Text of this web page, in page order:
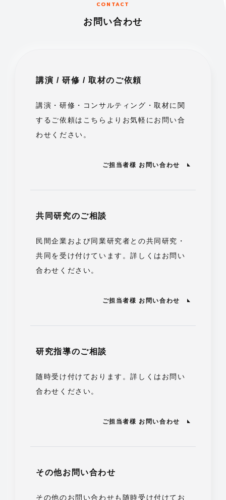
CONTACT
お問い合わせ
講演 / 研修 / 取材のご依頼
講演・研修・コンサルティング・取材に関
するご依頼はこちらよりお気軽にお問い合
わせください。
ご担当者様 お問い合わせ
共同研究のご相談
民間企業および同業研究者との共同研究・
共同を受け付けています。詳しくはお問い
合わせください。
ご担当者様 お問い合わせ
研究指導のご相談
随時受け付けております。詳しくはお問い
合わせください。
ご担当者様 お問い合わせ
その他お問い合わせ
その他のお問い合わせも随時受け付けてお